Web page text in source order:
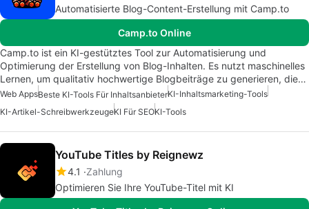
Automatisierte Blog-Content-Erstellung mit Camp.to
Camp.to Online
Camp.to ist ein KI-gestütztes Tool zur Automatisierung und
Optimierung der Erstellung von Blog-Inhalten. Es nutzt maschinelles
Lernen, um qualitativ hochwertige Blogbeiträge zu generieren, die…
Web AppsBeste KI-Tools Für InhaltsanbieterKI-Inhaltsmarketing-Tools
KI-Artikel-SchreibwerkzeugeKI Für SEOKI-Tools
YouTube Titles by Reignewz
4.1
Zahlung
Optimieren Sie Ihre YouTube-Titel mit KI